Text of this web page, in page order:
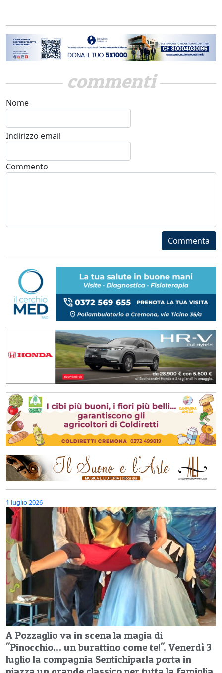
commenti
Nome
Indirizzo email
Commento
Commenta
1 luglio 2026
A Pozzaglio va in scena la magia di
"Pinocchio… un burattino come te!". Venerdì 3
luglio la compagnia Sentichiparla porta in